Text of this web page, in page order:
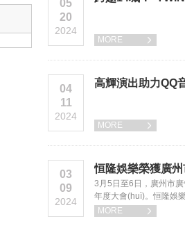
05
20
2024
MORE 
04
11
2024
高輝演出助力QQ
MORE 
03
09
2024
恒隆娛樂榮獲廣
3月5日至6日，廣州
年度大會(huì)。恒
MORE
